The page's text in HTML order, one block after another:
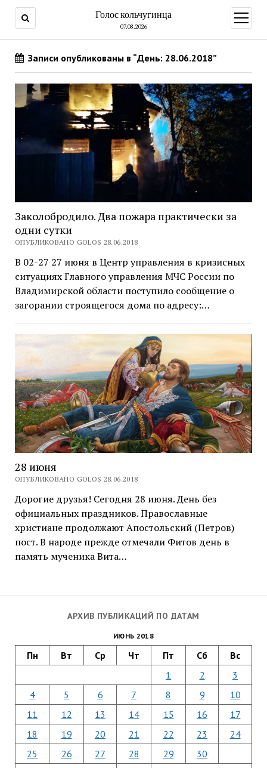
Голос кольчугинца
07.08.2026
меню
АРХИВ ПУБЛИКАЦИЙ ПО ДАТАМ
ИЮНЬ 2018
Пн Вт Ср Чт Пт Сб Вс
1 2
3
4
5 6 7 8 9
10
11
12 13 14 15 16
17
18
19 20 21 22 23
24
25
26 27 28 29 30
Записи опубликованы в “День: 28.06.2018”
Заколобродило. Два пожара практически за
одни сутки
ОПУБЛИКОВАНО GOLOS 28.06.2018
В 02-27 27 июня в Центр управления в кризисных
ситуациях Главного управления МЧС России по
Владимирской области поступило сообщение о
загорании строящегося дома по адресу:…
28 июня
ОПУБЛИКОВАНО GOLOS 28.06.2018
Дорогие друзья! Сегодня 28 июня. День без
официальных праздников. Православные
христиане продолжают Апостольский (Петров)
пост. В народе прежде отмечали Фитов день в
память мученика Вита…